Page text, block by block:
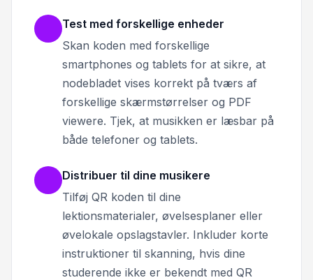
Test med forskellige enheder
Skan koden med forskellige
smartphones og tablets for at sikre, at
nodebladet vises korrekt på tværs af
forskellige skærmstørrelser og PDF
viewere. Tjek, at musikken er læsbar på
både telefoner og tablets.
Distribuer til dine musikere
Tilføj QR koden til dine
lektionsmaterialer, øvelsesplaner eller
øvelokale opslagstavler. Inkluder korte
instruktioner til skanning, hvis dine
studerende ikke er bekendt med QR